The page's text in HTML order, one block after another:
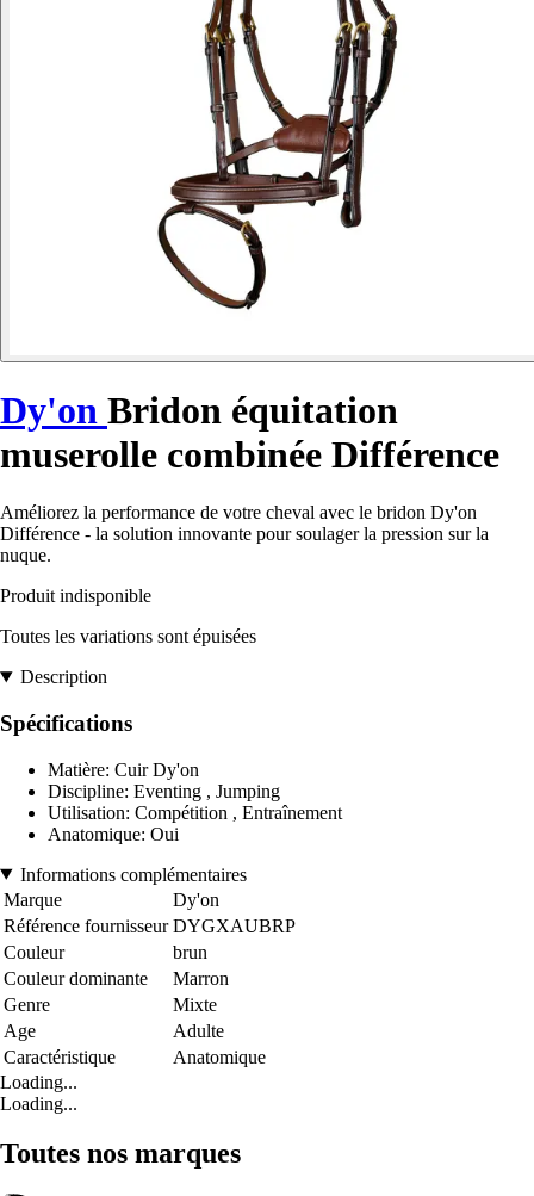
Dy'on Bridon équitation
muserolle combinée Différence
Améliorez la performance de votre cheval avec le bridon Dy'on
Différence - la solution innovante pour soulager la pression sur la
nuque.
Produit indisponible
Toutes les variations sont épuisées
Description
Spécifications
Matière: Cuir Dy'on
Discipline: Eventing , Jumping
Utilisation: Compétition , Entraînement
Anatomique: Oui
Informations complémentaires
Marque
Dy'on
Référence fournisseur DYGXAUBRP
Couleur
brun
Couleur dominante
Marron
Genre
Mixte
Age
Adulte
Caractéristique
Anatomique
Loading...
Loading...
Toutes nos marques